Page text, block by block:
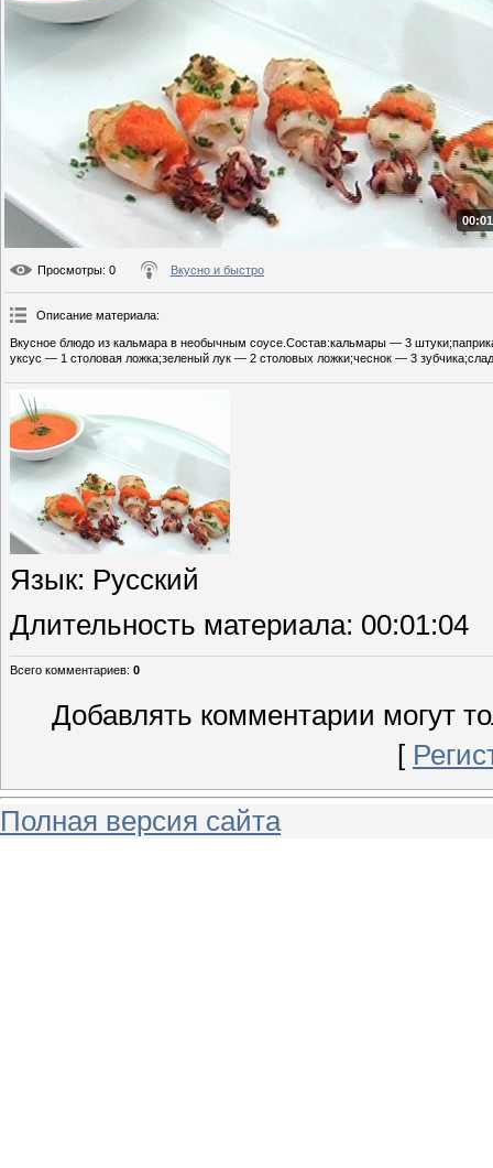
Просмотры: 0 Вкусно и быстро
Описание материала:
Вкусное блюдо из кальмара в необычным соусе.Состав:кальмары — 3
уксус — 1 столовая ложка;зеленый лук — 2 столовых ложки;чеснок — 3
Язык: Русский
Длительность материала: 00:01:04
Всего комментариев: 0
Добавлять комментарии могут
[
Полная версия сайта